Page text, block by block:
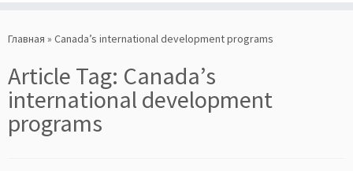
toГлавная » Canada’s international development programs
Article Tag: Canada’s
international development
programs